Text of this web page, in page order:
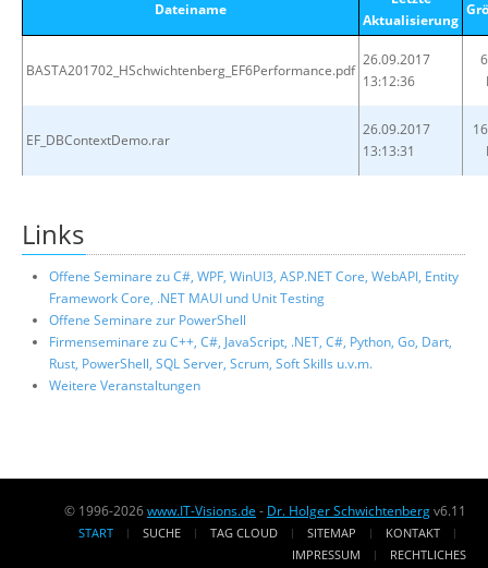
Dateiname
Aktualisierung
BASTA201702_HSchwichtenberg_EF6Performance.pdf
26.09.2017
13:12:36
EF_DBContextDemo.rar
26.09.2017
13:13:31
Links
Offene Seminare zu C#, WPF, WinUI3, ASP.NET Core, WebAPI, Entity
Framework Core, .NET MAUI und Unit Testing
Offene Seminare zur PowerShell
Firmenseminare zu C++, C#, JavaScript, .NET, C#, Python, Go, Dart,
Rust, PowerShell, SQL Server, Scrum, Soft Skills u.v.m.
Weitere Veranstaltungen
© 1996-2026www.IT-Visions.de - Dr. Holger Schwichtenbergv6.11
START SUCHE TAG CLOUD SITEMAP
KONTAKT
IMPRESSUM
RECHTLICHES